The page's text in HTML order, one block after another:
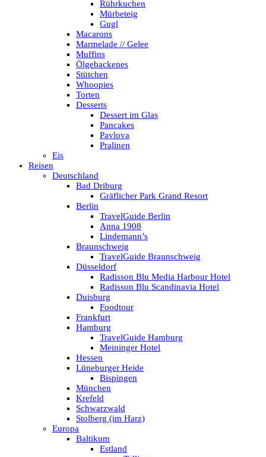
Rührkuchen
Mürbeteig
Gugl
Macarons
Marmelade // Gelee
Muffins
Ölgebackenes
Stütchen
Whoopies
Torten
Desserts
Dessert im Glas
Pancakes
Pavlova
Pralinen
Eis
Reisen
Deutschland
Bad Driburg
Gräflicher Park Grand Resort
Berlin
TravelGuide Berlin
Anna 1908
Lindemann’s
Braunschweig
TravelGuide Braunschweig
Düsseldorf
Radisson Blu Media Harbour Hotel
Radisson Blu Scandinavia Hotel
Duisburg
Foodtour
Frankfurt
Hamburg
TravelGuide Hamburg
Meininger Hotel
Hessen
Lüneburger Heide
Bispingen
München
Krefeld
Schwarzwald
Stolberg (im Harz)
Europa
Baltikum
Estland